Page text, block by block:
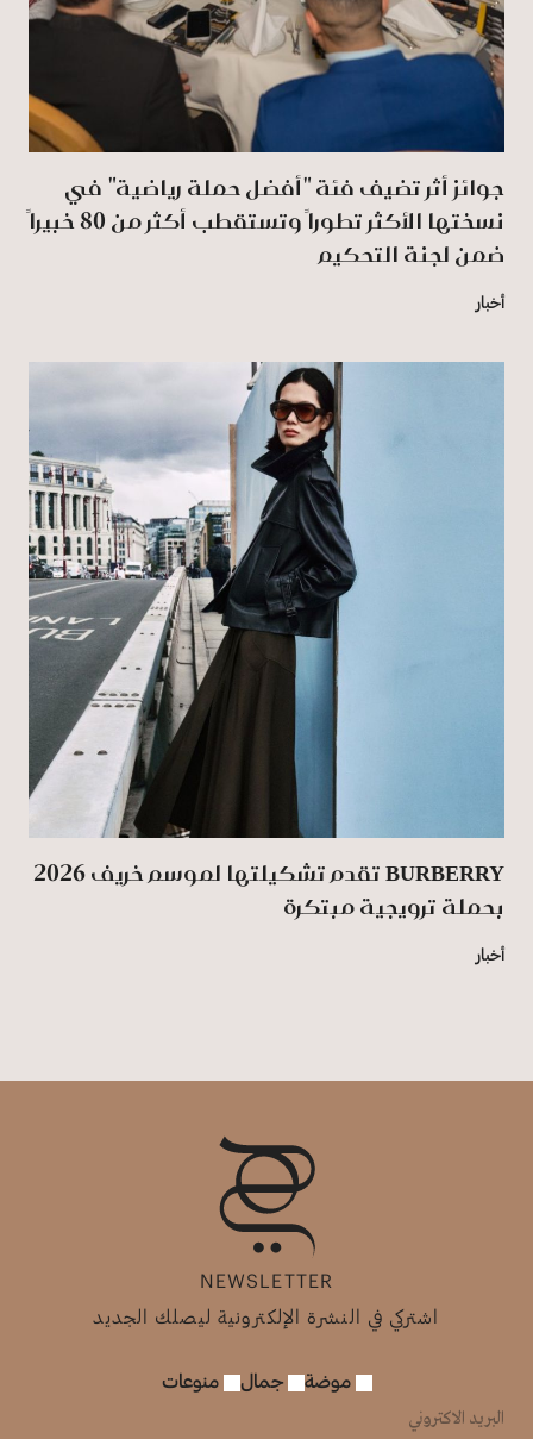
جوائز أثر تضيف فئة "أفضل حملة رياضية" في
نسختها الأكثر تطوراً وتستقطب أكثر من 80 خبيراً
ضمن لجنة التحكيم
أخبار
BURBERRY تقدم تشكيلتها لموسم خريف 2026
بحملة ترويجية مبتكرة
أخبار
NEWSLETTER
اشتركي في النشرة الإلكترونية ليصلك الجديد
موضة جمال منوعات